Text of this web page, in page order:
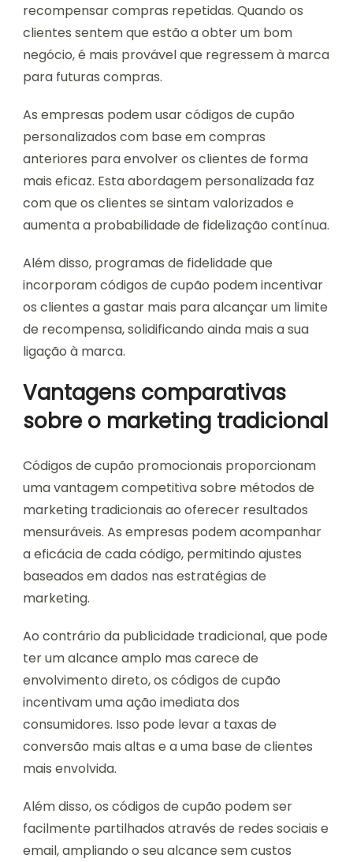
recompensar compras repetidas. Quando os
clientes sentem que estão a obter um bom
negócio, é mais provável que regressem à marca
para futuras compras.
As empresas podem usar códigos de cupão
personalizados com base em compras
anteriores para envolver os clientes de forma
mais eficaz. Esta abordagem personalizada faz
com que os clientes se sintam valorizados e
aumenta a probabilidade de fidelização contínua.
Além disso, programas de fidelidade que
incorporam códigos de cupão podem incentivar
os clientes a gastar mais para alcançar um limite
de recompensa, solidificando ainda mais a sua
ligação à marca.
Vantagens comparativas
sobre o marketing tradicional
Códigos de cupão promocionais proporcionam
uma vantagem competitiva sobre métodos de
marketing tradicionais ao oferecer resultados
mensuráveis. As empresas podem acompanhar
a eficácia de cada código, permitindo ajustes
baseados em dados nas estratégias de
marketing.
Ao contrário da publicidade tradicional, que pode
ter um alcance amplo mas carece de
envolvimento direto, os códigos de cupão
incentivam uma ação imediata dos
consumidores. Isso pode levar a taxas de
conversão mais altas e a uma base de clientes
mais envolvida.
Além disso, os códigos de cupão podem ser
facilmente partilhados através de redes sociais e
email, ampliando o seu alcance sem custos